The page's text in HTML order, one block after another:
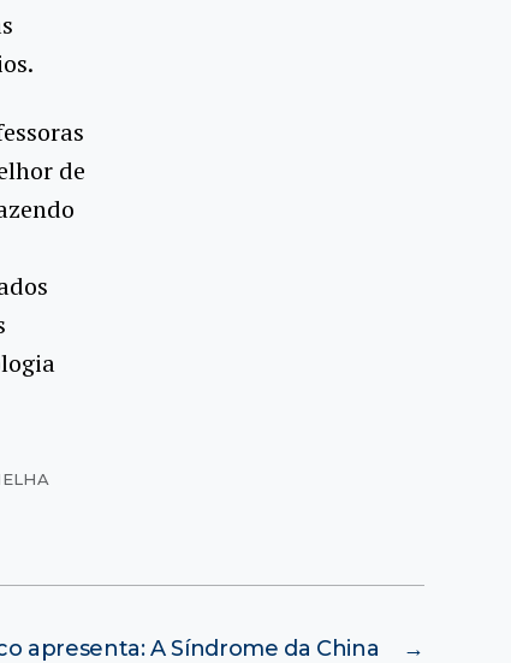
de
→
apresenta: A Síndrome da China